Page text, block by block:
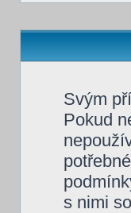
Svým
Pokud
s nimi